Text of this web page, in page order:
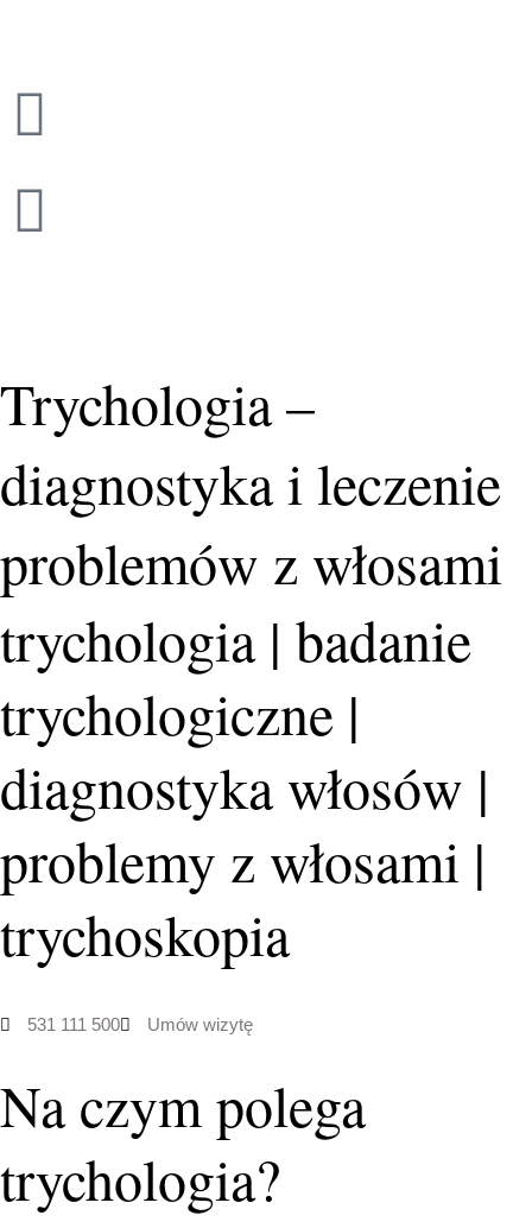
Trychologia –
diagnostyka i leczenie
problemów z włosami
trychologia | badanie
trychologiczne |
diagnostyka włosów |
problemy z włosami |
trychoskopia
531 111 500 Umów wizytę
Na czym polega
trychologia?